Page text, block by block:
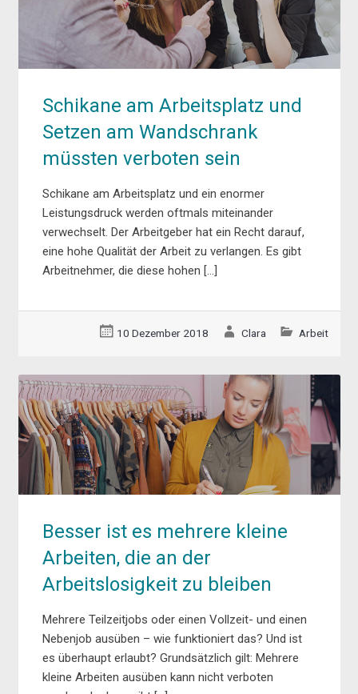
Schikane am Arbeitsplatz und
Setzen am Wandschrank
müssten verboten sein
Schikane am Arbeitsplatz und ein enormer
Leistungsdruck werden oftmals miteinander
verwechselt. Der Arbeitgeber hat ein Recht darauf,
eine hohe Qualität der Arbeit zu verlangen. Es gibt
Arbeitnehmer, die diese hohen […]
10 Dezember 2018 Clara Arbeit
Besser ist es mehrere kleine
Arbeiten, die an der
Arbeitslosigkeit zu bleiben
Mehrere Teilzeitjobs oder einen Vollzeit- und einen
Nebenjob ausüben – wie funktioniert das? Und ist
es überhaupt erlaubt? Grundsätzlich gilt: Mehrere
kleine Arbeiten ausüben kann nicht verboten